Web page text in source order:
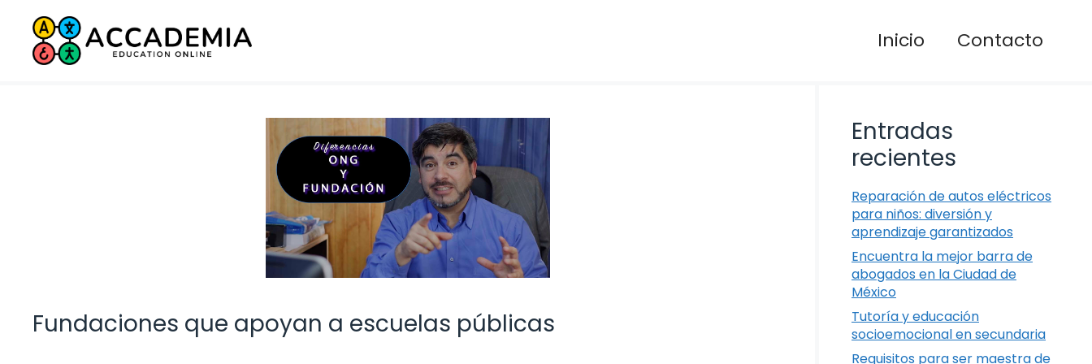
Saltar
contenido
Inicio Contacto
Fundaciones que apoyan a escuelas públicas
Entradas
recientes
Reparación de autos eléctricos
para niños: diversión y
aprendizaje garantizados
Encuentra la mejor barra de
abogados en la Ciudad de
México
Tutoría y educación
socioemocional en secundaria
Requisitos para ser maestra de